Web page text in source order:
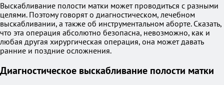
Выскабливание полости матки может проводиться с разными
целями. Поэтому говорят о диагностическом, лечебном
выскабливании, а также об инструментальном аборте. Сказать,
что эта операция абсолютно безопасна, невозможно, как и
любая другая хирургическая операция, она может давать
ранние и поздние осложнения.
Диагностическое выскабливание полости матки